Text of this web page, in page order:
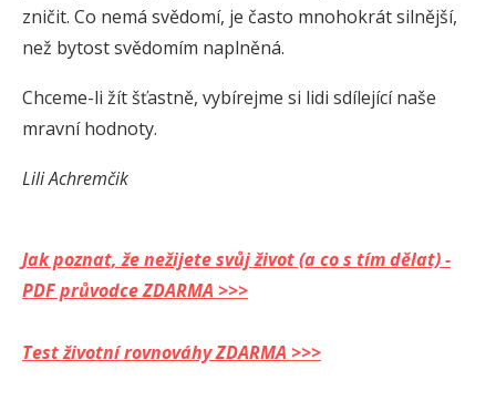
zničit. Co nemá svědomí, je často mnohokrát silnější,
než bytost svědomím naplněná.
Chceme-li žít šťastně, vybírejme si lidi sdílející naše
mravní hodnoty.
Lili Achremčik
Jak poznat, že nežijete svůj život (a co s tím dělat) -
PDF průvodce ZDARMA >>>
Test životní rovnováhy ZDARMA >>>